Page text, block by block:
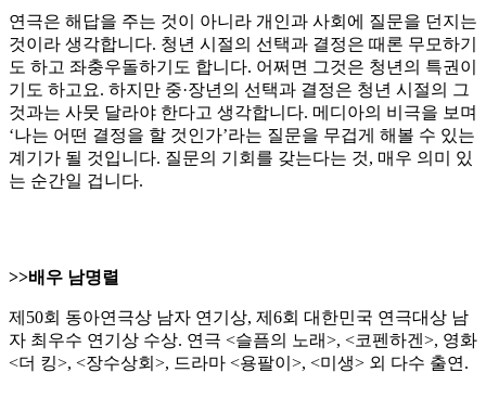
연극은 해답을 주는 것이 아니라 개인과 사회에 질문을 던지는
것이라 생각합니다. 청년 시절의 선택과 결정은 때론 무모하기
도 하고 좌충우돌하기도 합니다. 어쩌면 그것은 청년의 특권이
기도 하고요. 하지만 중·장년의 선택과 결정은 청년 시절의 그
것과는 사뭇 달라야 한다고 생각합니다. 메디아의 비극을 보며
‘나는 어떤 결정을 할 것인가’라는 질문을 무겁게 해볼 수 있는
계기가 될 것입니다. 질문의 기회를 갖는다는 것, 매우 의미 있
는 순간일 겁니다.
>>배우 남명렬
제50회 동아연극상 남자 연기상, 제6회 대한민국 연극대상 남
자 최우수 연기상 수상. 연극 <슬픔의 노래>, <코펜하겐>, 영화
<더 킹>, <장수상회>, 드라마 <용팔이>, <미생> 외 다수 출연.